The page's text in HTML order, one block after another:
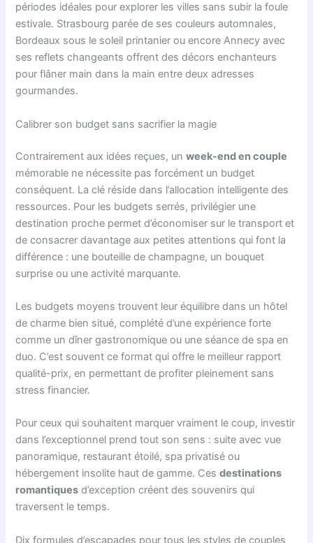
périodes idéales pour explorer les villes sans subir la foule
estivale. Strasbourg parée de ses couleurs automnales,
Bordeaux sous le soleil printanier ou encore Annecy avec
ses reflets changeants offrent des décors enchanteurs
pour flâner main dans la main entre deux adresses
gourmandes.
Calibrer son budget sans sacrifier la magie
Contrairement aux idées reçues, unweek-end en couple
mémorable ne nécessite pas forcément un budget
conséquent. La clé réside dans l’allocation intelligente des
ressources. Pour les budgets serrés, privilégier une
destination proche permet d’économiser sur le transport et
de consacrer davantage aux petites attentions qui font la
différence : une bouteille de champagne, un bouquet
surprise ou une activité marquante.
Les budgets moyens trouvent leur équilibre dans un hôtel
de charme bien situé, complété d’une expérience forte
comme un dîner gastronomique ou une séance de spa en
duo. C’est souvent ce format qui offre le meilleur rapport
qualité-prix, en permettant de profiter pleinement sans
stress financier.
Pour ceux qui souhaitent marquer vraiment le coup, investir
dans l’exceptionnel prend tout son sens : suite avec vue
panoramique, restaurant étoilé, spa privatisé ou
hébergement insolite haut de gamme. Cesdestinations
romantiques d’exception créent des souvenirs qui
traversent le temps.
Dix formules d’escapades pour tous les styles de couples